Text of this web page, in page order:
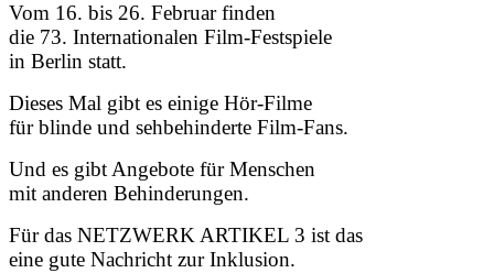
Vom 16. bis 26. Februar finden
die 73. Internationalen Film-Festspiele
in Berlin statt.
Dieses Mal gibt es einige Hör-Filme
für blinde und sehbehinderte Film-Fans.
Und es gibt Angebote für Menschen
mit anderen Behinderungen.
Für das NETZWERK ARTIKEL 3 ist das
eine gute Nachricht zur Inklusion.